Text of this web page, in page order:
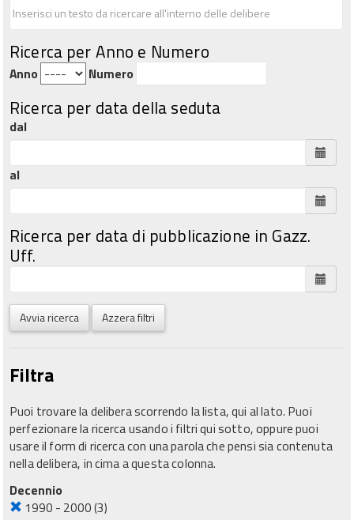
Ricerca per Anno e Numero
Anno Numero
Ricerca per data della seduta
dal
al
Ricerca per data di pubblicazione in Gazz.
Uff.
Avvia ricerca Azzera filtri
Filtra
Puoi trovare la delibera scorrendo la lista, qui al lato. Puoi
perfezionare la ricerca usando i filtri qui sotto, oppure puoi
usare il form di ricerca con una parola che pensi sia contenuta
nella delibera, in cima a questa colonna.
Decennio
1990 - 2000(3)